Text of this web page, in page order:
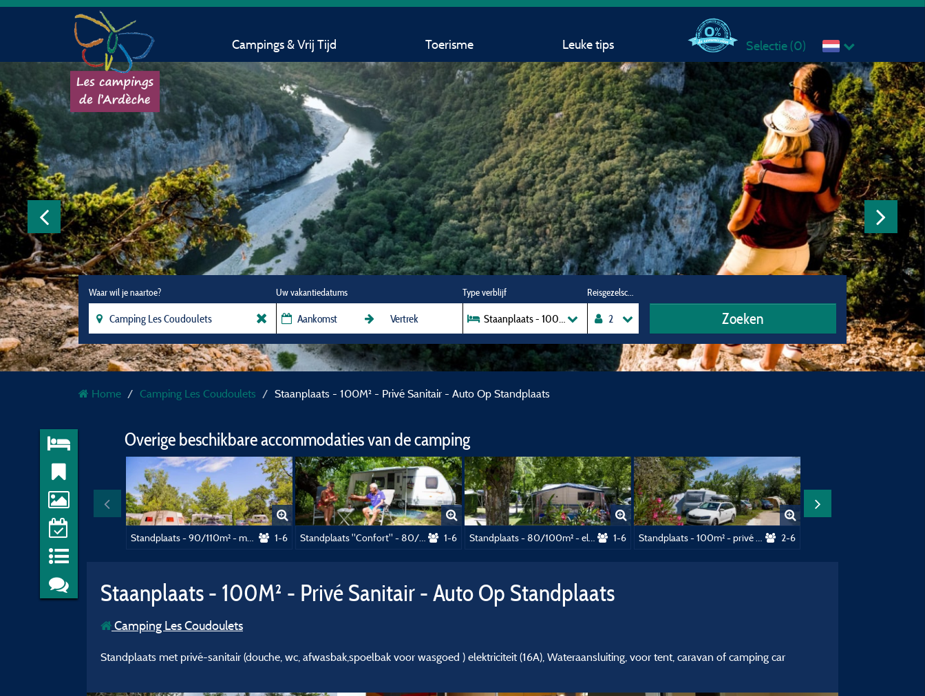
Campings & Vrij Tijd Toerisme Leuke tips Selectie (0)
Waar wil je naartoe? Uw vakantiedatums Type verblijf
Staanplaats - 100M² - Privé Sanitair - Auto Op Standplaats
Reisgezelschap
Zoeken
Home Camping Les Coudoulets Staanplaats - 100M² - Privé Sanitair - Auto Op Standplaats
Overige beschikbare accommodaties van de camping
Standplaats - 90/110m² - met water, afvoer van afvalwater en elektriciteit (16A) 1-6 Standplaats "Confort" - 80/90m² - met water, afvoer van afvalwater en elektriciteit (16A) 1-6 Standplaats - 80/100m² - elektriciteit (16A) 1-6 2-6
Staanplaats - 100M² - Privé Sanitair - Auto Op Standplaats
Camping Les Coudoulets
Standplaats met privé-sanitair (douche, wc, afwasbak,spoelbak voor wasgoed ) elektriciteit (16A), Wateraansluiting, voor tent, caravan of camping car